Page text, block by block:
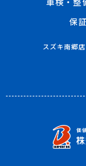
保
スズキ南郷店